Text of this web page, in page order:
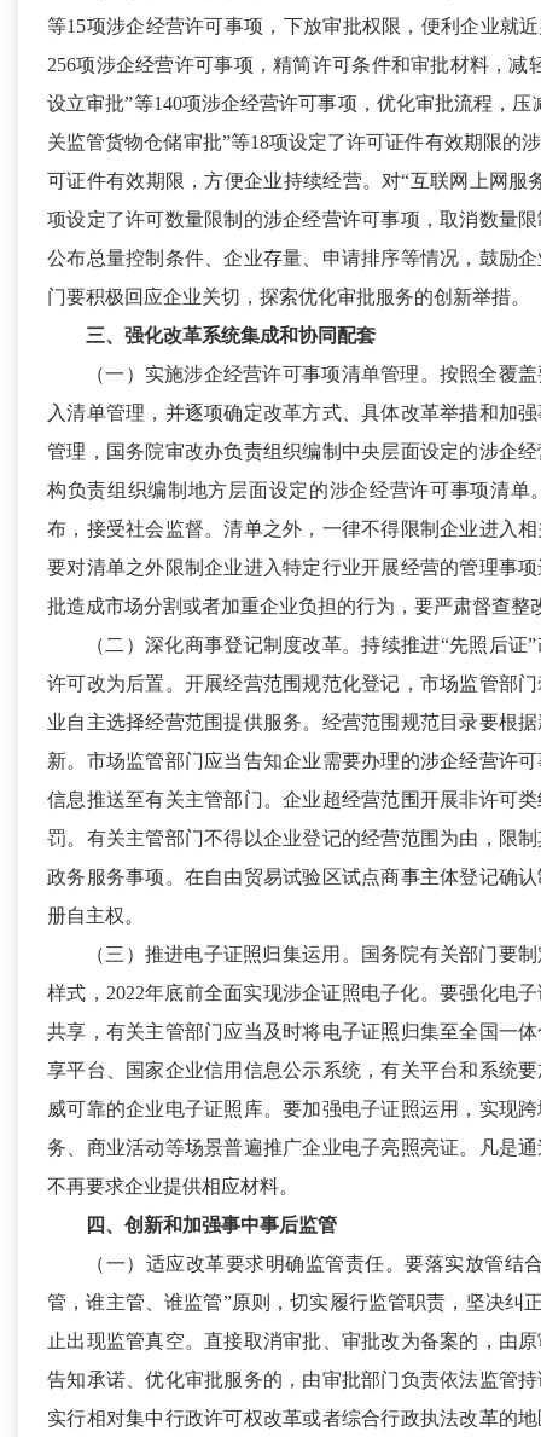
等15项涉企经营许可事项，下放审批权限，便利企业就
256项涉企经营许可事项，精简许可条件和审批材料，减
设立审批”等140项涉企经营许可事项，优化审批流程，
关监管货物仓储审批”等18项设定了许可证件有效期限的
可证件有效期限，方便企业持续经营。对“互联网上网服
项设定了许可数量限制的涉企经营许可事项，取消数量
公布总量控制条件、企业存量、申请排序等情况，鼓励
门要积极回应企业关切，探索优化审批服务的创新举措。
三、强化改革系统集成和协同配套
（一）实施涉企经营许可事项清单管理。 按照全覆
入清单管理，并逐项确定改革方式、具体改革举措和加
管理，国务院审改办负责组织编制中央层面设定的涉企
构负责组织编制地方层面设定的涉企经营许可事项清单
布，接受社会监督。清单之外，一律不得限制企业进入
要对清单之外限制企业进入特定行业开展经营的管理事
批造成市场分割或者加重企业负担的行为，要严肃督查整
（二）深化商事登记制度改革。持续推进“先照后证
许可改为后置。开展经营范围规范化登记，市场监管部
业自主选择经营范围提供服务。经营范围规范目录要根
新。市场监管部门应当告知企业需要办理的涉企经营许
信息推送至有关主管部门。企业超经营范围开展非许可
罚。有关主管部门不得以企业登记的经营范围为由，限
政务服务事项。在自由贸易试验区试点商事主体登记确
册自主权。
（三）推进电子证照归集运用。
国务院有关部门要
样式，2022年底前全面实现涉企证照电子化。要强化电
共享，有关主管部门应当及时将电子证照归集至全国一
享平台、国家企业信用信息公示系统，有关平台和系统
威可靠的企业电子证照库。要加强电子证照运用，实现
务、商业活动等场景普遍推广企业电子亮照亮证。凡是
不再要求企业提供相应材料。
四、创新和加强事中事后监管
（一）适应改革要求明确监管责任。要落实放管结
管，谁主管、谁监管”原则，切实履行监管职责，坚决纠
止出现监管真空。直接取消审批、审批改为备案的，由
告知承诺、优化审批服务的，由审批部门负责依法监管
实行相对集中行政许可权改革或者综合行政执法改革的